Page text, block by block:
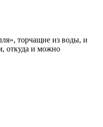
торчащие из воды, и
откуда и можно